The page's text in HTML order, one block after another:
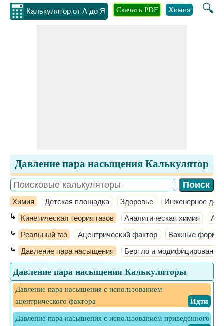
Калькулятор от А до Я 🔍
Скачать PDF Химия
Давление пара насыщения Калькулятор
Химия Детская площадка Здоровье Инженерное
↳ Кинетическая теория газов Аналитическая химия
⤿ Реальный газ Ацентрический фактор Важные
⤿ Давление пара насыщения Бертло и
Давление пара насыщения Калькуляторы
Давление пара насыщения с использованием
ацентрического фактора
​ Идти
Давление пара насыщения с использованием приведенного